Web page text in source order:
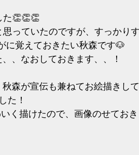
👏👏👏
っていたのですが、すっかり
に覚えておきたい秋森です🐶
、なおしておきます、、！
森が宣伝も兼ねてお絵描きし
た！
く描けたので、画像のせておき